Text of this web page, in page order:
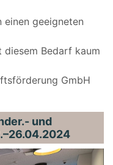
einen geeigneten
Bedarf kaum
GmbH
und